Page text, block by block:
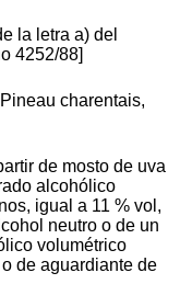
la letra a) del
4252/88]
charentais,
de mosto de uva
alcohólico
igual a 11 % vol,
neutro o de un
volumétrico
de aguardiante de